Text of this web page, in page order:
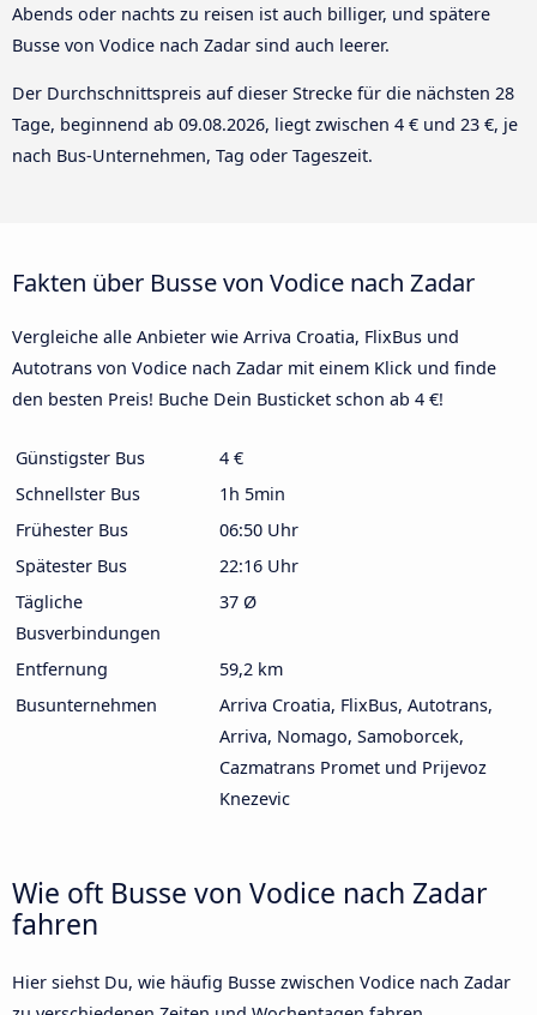
Abends oder nachts zu reisen ist auch billiger, und spätere
Busse von Vodice nach Zadar sind auch leerer.
Der Durchschnittspreis auf dieser Strecke für die nächsten 28
Tage, beginnend ab 09.08.2026, liegt zwischen 4 € und 23 €, je
nach Bus-Unternehmen, Tag oder Tageszeit.
Fakten über Busse von Vodice nach Zadar
Vergleiche alle Anbieter wie Arriva Croatia, FlixBus und
Autotrans von Vodice nach Zadar mit einem Klick und finde
den besten Preis! Buche Dein Busticket schon ab 4 €!
Günstigster Bus
4 €
Schnellster Bus
1h 5min
Frühester Bus
06:50 Uhr
Spätester Bus
22:16 Uhr
Tägliche
Busverbindungen
37 Ø
Entfernung
59,2 km
Busunternehmen
Arriva Croatia, FlixBus, Autotrans,
Arriva, Nomago, Samoborcek,
Cazmatrans Promet und Prijevoz
Knezevic
Wie oft Busse von Vodice nach Zadar
fahren
Hier siehst Du, wie häufig Busse zwischen Vodice nach Zadar